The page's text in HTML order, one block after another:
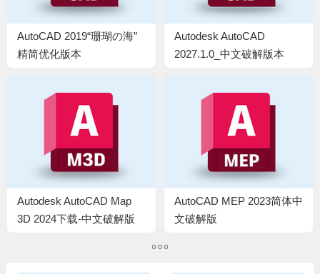
AutoCAD 2019“珊瑚の海”
精简优化版本
Autodesk AutoCAD
2027.1.0_中文破解版本
Autodesk AutoCAD Map
3D 2024下载-中文破解版
AutoCAD MEP 2023简体中
文破解版